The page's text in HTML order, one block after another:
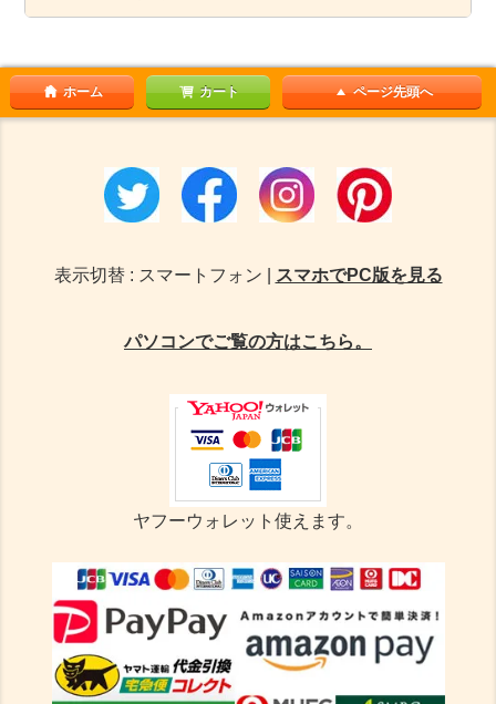
ホーム カート ページ先頭へ
表示切替 : スマートフォン | スマホでPC版を見る
パソコンでご覧の方はこちら。
ヤフーウォレット使えます。